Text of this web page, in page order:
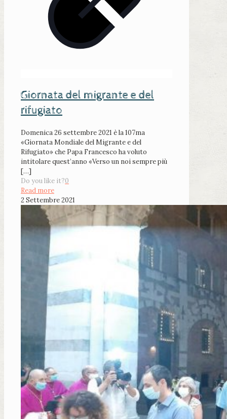
Giornata del migrante e del
rifugiato
Domenica 26 settembre 2021 è la 107ma
«Giornata Mondiale del Migrante e del
Rifugiato» che Papa Francesco ha voluto
intitolare quest’anno «Verso un noi sempre più
[…]
Do you like it?0
Read more
2 Settembre 2021